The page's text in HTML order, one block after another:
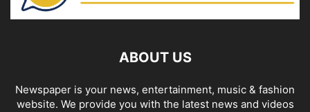
ABOUT US
Newspaper is your news, entertainment, music & fashion
website. We provide you with the latest news and videos